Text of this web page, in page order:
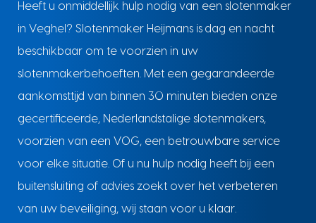
Heeft u onmiddellijk hulp nodig van een slotenmaker
in Veghel? Slotenmaker Heijmans is dag en nacht
beschikbaar om te voorzien in uw
slotenmakerbehoeften. Met een gegarandeerde
aankomsttijd van binnen 30 minuten bieden onze
gecertificeerde, Nederlandstalige slotenmakers,
voorzien van een VOG, een betrouwbare service
voor elke situatie. Of u nu hulp nodig heeft bij een
buitensluiting of advies zoekt over het verbeteren
van uw beveiliging, wij staan voor u klaar.